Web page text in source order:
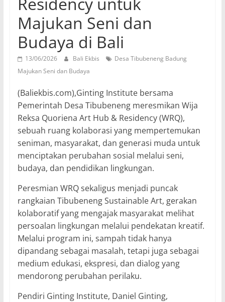
Majukan Seni dan
Budaya di Bali
13/06/2026 Bali Ekbis
Desa Tibubeneng Badung
Majukan Seni dan Budaya
(Baliekbis.com),Ginting Institute bersama
Pemerintah Desa Tibubeneng meresmikan Wija
Reksa Quoriena Art Hub & Residency (WRQ),
sebuah ruang kolaborasi yang mempertemukan
seniman, masyarakat, dan generasi muda untuk
menciptakan perubahan sosial melalui seni,
budaya, dan pendidikan lingkungan.
Peresmian WRQ sekaligus menjadi puncak
rangkaian Tibubeneng Sustainable Art, gerakan
kolaboratif yang mengajak masyarakat melihat
persoalan lingkungan melalui pendekatan kreatif.
Melalui program ini, sampah tidak hanya
dipandang sebagai masalah, tetapi juga sebagai
medium edukasi, ekspresi, dan dialog yang
mendorong perubahan perilaku.
Pendiri Ginting Institute, Daniel Ginting,